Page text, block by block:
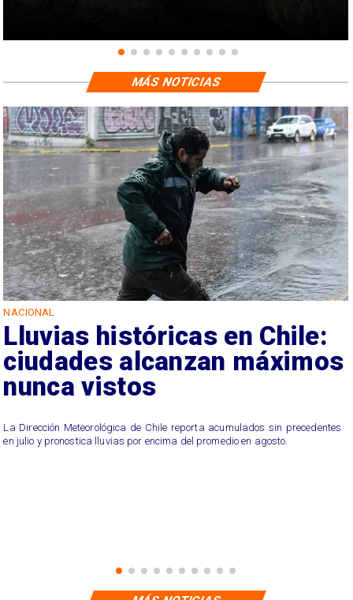
NACIONAL
Lluvias históricas en Chile:
ciudades alcanzan máximos
nunca vistos
La Dirección Meteorológica de Chile reporta acumulados sin precedentes
en julio y pronostica lluvias por encima del promedio en agosto.
MÁS NOTICIAS